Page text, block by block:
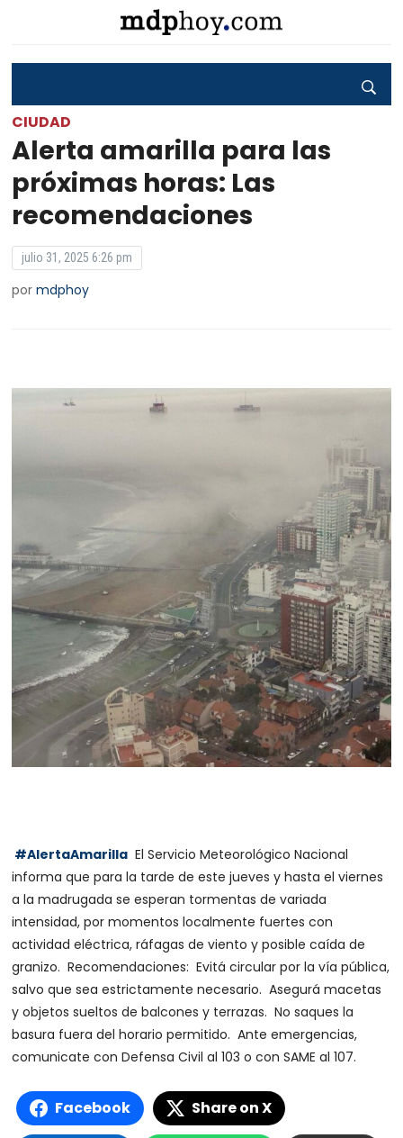
CIUDAD
Alerta amarilla para las
próximas horas: Las
recomendaciones
julio 31, 2025 6:26 pm
pormdphoy
#AlertaAmarilla El Servicio Meteorológico Nacional
informa que para la tarde de este jueves y hasta el viernes
a la madrugada se esperan tormentas de variada
intensidad, por momentos localmente fuertes con
actividad eléctrica, ráfagas de viento y posible caída de
granizo. Recomendaciones: Evitá circular por la vía pública,
salvo que sea estrictamente necesario. Asegurá macetas
y objetos sueltos de balcones y terrazas. No saques la
basura fuera del horario permitido. Ante emergencias,
comunicate con Defensa Civil al 103 o con SAME al 107.
Facebook Share on X